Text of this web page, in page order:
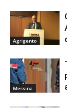
Agrigento
Messina